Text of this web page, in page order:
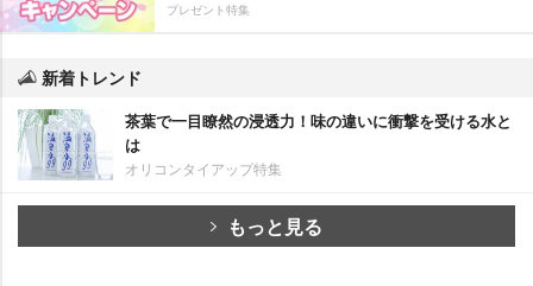
プレゼント特集
新着トレンド
茶葉で一目瞭然の浸透力！味の違いに衝撃を受ける水と
は
オリコンタイアップ特集
もっと見る